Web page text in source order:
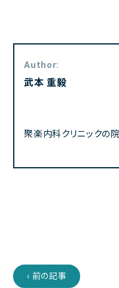
Author:
武本 重毅
聚楽内科クリニックの
‹ 前の記事